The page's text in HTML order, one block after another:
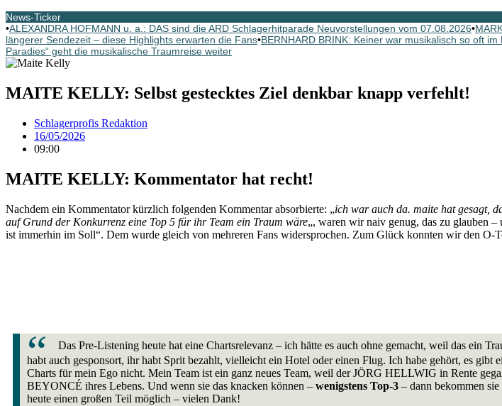
News-Ticker
•ALEXANDRA HOFMANN u. a.: DAS sind die ARD Schlagerhitparade Neuvorstellungen vom 07.08.2026•
längerer Sendezeit – diese Highlights erwarten die Fans•BERNHARD BRINK: Keiner war musikalisch so oft
Paradies“ geht die musikalische Traumreise weiter
MAITE KELLY: Selbst gestecktes Ziel denkbar knapp verfehlt!
Schlagerprofis Redaktion
16/05/2026
09:00
MAITE KELLY: Kommentator hat recht!
Nachdem ein Kommentator kürzlich folgenden Kommentar absorbierte: „ich war auch da. maite hat gesagt,
auf Grund der Konkurrenz eine Top 5 für ihr Team ein Traum wäre„, waren wir naiv genug, das zu glauben
ist immerhin im Soll“. Dem wurde gleich von mehreren Fans widersprochen. Zum Glück konnten wir den O-
Das Pre-Listening heute hat eine Chartsrelevanz – ich hätte es auch ohne gemacht, weil das ein
habt auch gesponsort, ihr habt Sprit bezahlt, vielleicht ein Hotel oder einen Flug. Ich habe gehört, es
Charts für mein Ego nicht. Mein Team ist ein ganz neues Team, weil der JÖRG HELLWIG in Rente
BEYONCÉ ihres Lebens. Und wenn sie das knacken können – wenigstens Top-3 – dann bekommen
heute einen großen Teil möglich – vielen Dank!